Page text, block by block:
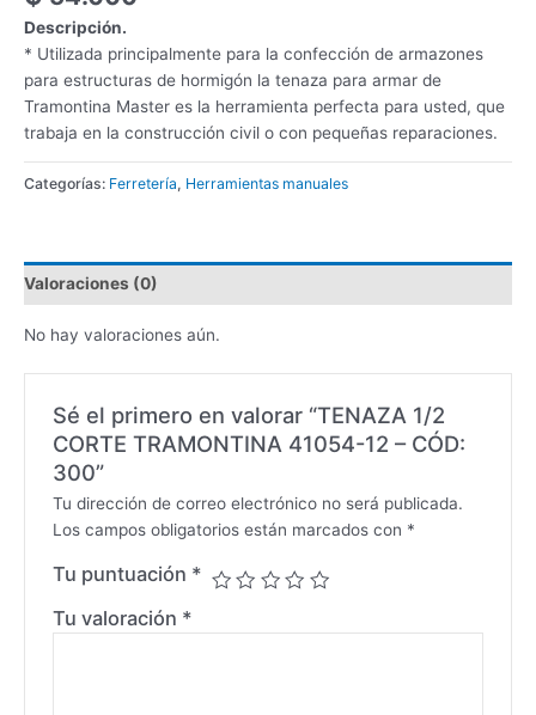
Descripción.
* Utilizada principalmente para la confección de armazones
para estructuras de hormigón la tenaza para armar de
Tramontina Master es la herramienta perfecta para usted, que
trabaja en la construcción civil o con pequeñas reparaciones.
Categorías: Ferretería, Herramientas manuales
Valoraciones (0)
No hay valoraciones aún.
Sé el primero en valorar “TENAZA 1/2
CORTE TRAMONTINA 41054-12 – CÓD:
300”
Tu dirección de correo electrónico no será publicada.
Los campos obligatorios están marcados con *
Tu puntuación *
Tu valoración *